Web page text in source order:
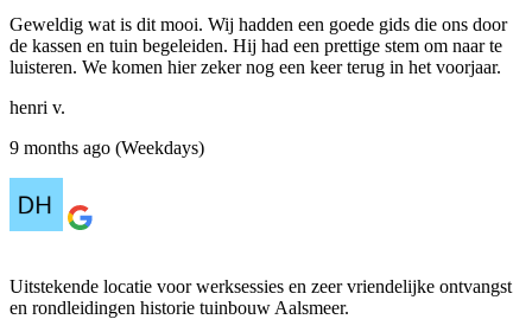
Geweldig wat is dit mooi. Wij hadden een goede gids die ons door
de kassen en tuin begeleiden. Hij had een prettige stem om naar te
luisteren. We komen hier zeker nog een keer terug in het voorjaar.
henri v.
9 months ago (Weekdays)
Uitstekende locatie voor werksessies en zeer vriendelijke ontvangst
en rondleidingen historie tuinbouw Aalsmeer.